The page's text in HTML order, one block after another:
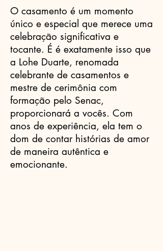
O casamento é um momento
único e especial que merece uma
celebração significativa e
tocante. É é exatamente isso que
a Lohe Duarte, renomada
celebrante de casamentos e
mestre de cerimônia com
formação pelo Senac,
proporcionará a vocês. Com
anos de experiência, ela tem o
dom de contar histórias de amor
de maneira autêntica e
emocionante.